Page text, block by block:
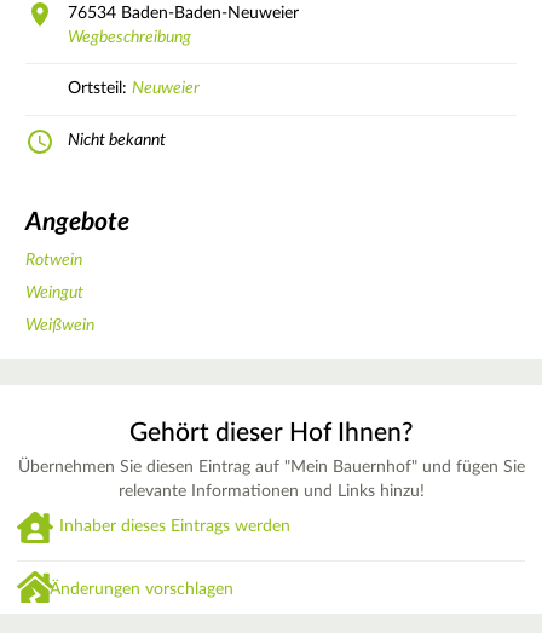
76534 Baden-Baden-Neuweier
Wegbeschreibung
Ortsteil: Neuweier
Nicht bekannt
Angebote
Rotwein
Weingut
Weißwein
Gehört dieser Hof Ihnen?
Übernehmen Sie diesen Eintrag auf "Mein Bauernhof" und fügen Sie
relevante Informationen und Links hinzu!
Inhaber dieses Eintrags werden
Änderungen vorschlagen